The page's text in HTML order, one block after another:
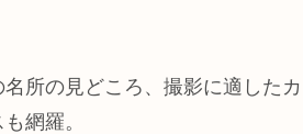
所の見どころ、撮影に適したカ
網羅。